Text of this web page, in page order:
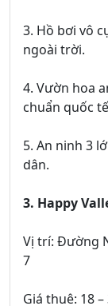
3. Hồ bơi vô
ngoài trời.
4. Vườn hoa
chuẩn quốc
5. An ninh 3
dân.
3. Happy
Vị trí: Đường
7
Giá thuê: 18